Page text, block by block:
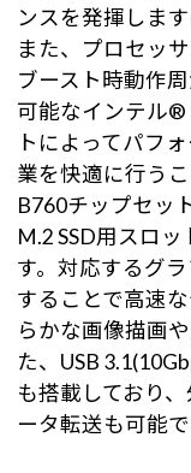
ンスを発揮しま
また、プロセッ
ブースト時動作
可能なインテル®
トによってパフ
業を快適に行う
B760チップセッ
M.2 SSD用スロ
す。対応するグ
することで高速
らかな画像描画
た、USB
も搭載しており
ータ転送も可能で